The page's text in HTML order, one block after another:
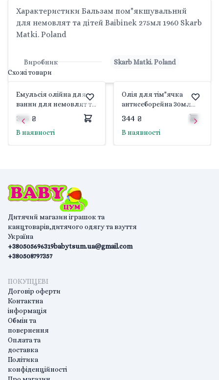
Характеристики Бальзам пом"якшувальний
для немовлят та дітей Baibinek 275мл 1960 Skarb
Matki. Poland
Виробник
Skarb Matki. Poland
Схожі товари
Емульсія олійна для
ванни для немовлят та
дітей Емулінка 250мл
1952 Skarb Matki. Poland
355 ₴
В наявності
Олія для тім"ячка
антисеборейна 30мл
1908 Skarb Matki. Poland
344 ₴
В наявності
Дитячий магазин іграшок та
канцтоварів,дитячого одягу та взуття
Україна
+380505696319
+380508797357
babytsum.ua@gmail.com
ПОКУПЦЕВІ
Договір оферти
Контактна
інформація
Обмін та
повернення
Оплата та
доставка
Політика
конфіденційності